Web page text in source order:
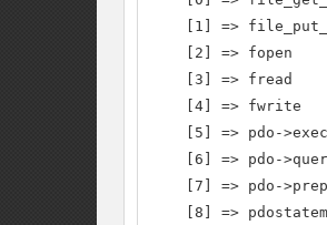
[1] =>
    [2] => fopen
    [3] => fread
    [4] => fwrite
    [5] => pdo->exec
[6] => pdo-
[7] => pdo-
[8] =>